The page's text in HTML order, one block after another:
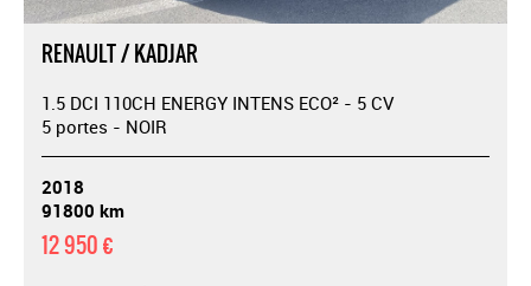
RENAULT / KADJAR
1.5 DCI 110CH ENERGY INTENS ECO² - 5 CV
5 portes - NOIR
2018
91800 km
12 950 €